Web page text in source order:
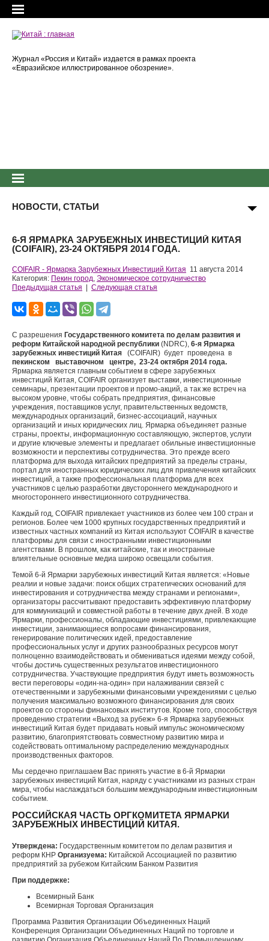
Журнал «Россия и Китай» издается в рамках проекта
«Евразийское иллюстрированное обозрение».
НОВОСТИ, СТАТЬИ
6-Я ЯРМАРКА ЗАРУБЕЖНЫХ ИНВЕСТИЦИЙ КИТАЯ
(COIFAIR), 23-24 ОКТЯБРЯ 2014 ГОДА.
COIFAIR - Ярмарка Зарубежных Инвестиций Китая 11 августа 2014
Категория: Пекин город, Экономическое сотрудничество
Предыдущая статья
Следующая статья
С разрешения Государственного комитета по делам развития и
реформ Китайской народной республики (NDRC), 6-я Ярмарка
зарубежных инвестиций Китая (COIFAIR) будет проведена в
пекинском выставочном центре, 23-24 октября 2014 года.
Ярмарка является главным событием в сфере зарубежных
инвестиций Китая, COIFAIR организует выставки, инвестиционные
семинары, презентации проектов и промо-акций, а так же встреч на
высоком уровне, чтобы собрать предприятия, финансовые
учреждения, поставщиков услуг, правительственных ведомств,
международных организаций, бизнес-ассоциаций, научных
организаций и иных юридических лиц. Ярмарка объединяет разные
страны, проекты, информационную составляющую, экспертов, услуги
и другие ключевые элементы и предлагает обильные инвестиционные
возможности и перспективы сотрудничества. Это прежде всего
платформа для выхода китайских предприятий за пределы страны,
портал для иностранных юридических лиц для привлечения китайских
инвестиций, а также профессиональная платформа для всех
участников с целью разработки двустороннего международного и
многостороннего инвестиционного сотрудничества.
Каждый год, COIFAIR привлекает участников из более чем 100 стран и
регионов. Более чем 1000 крупных государственных предприятий и
известных частных компаний из Китая используют COIFAIR в качестве
платформы для связи с иностранными инвестиционными
агентствами. В прошлом, как китайские, так и иностранные
влиятельные основные медиа широко освещали события.
Темой 6-й Ярмарки зарубежных инвестиций Китая является: «Новые
реалии и новые задачи: поиск общих стратегических оснований для
инвестирования и сотрудничества между странами и регионами»,
организаторы рассчитывают предоставить эффективную платформу
для коммуникаций и совместной работы в течение двух дней. В ходе
Ярмарки, профессионалы, обладающие инвестициями, привлекающие
инвестиции, занимающиеся вопросами финансирования,
генерирование политических идей, предоставление
профессиональных услуг и других разнообразных ресурсов могут
полноценно взаимодействовать и обмениваться идеями между собой,
чтобы достичь существенных результатов инвестиционного
сотрудничества. Участвующие предприятия будут иметь возможность
вести переговоры «один-на-один» при налаживании связей с
отечественными и зарубежными финансовыми учреждениями с целью
получения максимально возможного финансирования для своих
проектов со стороны финансовых институтов. Кроме того, способствуя
проведению стратегии «Выход за рубеж» 6-я Ярмарка зарубежных
инвестиций Китая будет придавать новый импульс экономическому
развитию, благоприятствовать совместному развитию мира и
содействовать оптимальному распределению международных
производственных факторов.
Мы сердечно приглашаем Вас принять участие в 6-й Ярмарки
зарубежных инвестиций Китая, наряду с участниками из разных стран
мира, чтобы наслаждаться большим международным инвестиционным
событием.
РОССИЙСКАЯ ЧАСТЬ ОРГКОМИТЕТА ЯРМАРКИ
ЗАРУБЕЖНЫХ ИНВЕСТИЦИЙ КИТАЯ.
Утверждена: Государственным комитетом по делам развития и
реформ КНР Организуема: Китайской Ассоциацией по развитию
предприятий за рубежом Китайским Банком Развития
При поддержке:
Всемирный Банк
Всемирная Торговая Организация
Программа Развития Организации Объединенных Наций
Конференция Организации Объединенных Наций по торговле и